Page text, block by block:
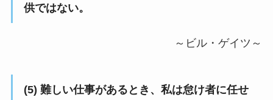
供ではない。
～ビル・ゲイツ～
(5) 難しい仕事があるとき、私は怠け者に任せ